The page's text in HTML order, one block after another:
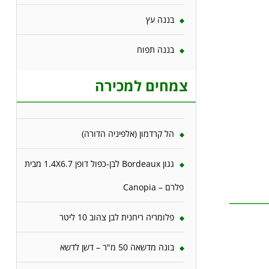
בננה עץ
בננה תפוח
צמחים למכירה
הל קרדמון (אלפיניה הדורה)
גגון Bordeaux לבן-כפול דופן 1.4X6.7 מבית
פלרם – Canopia
פלומריה ריחנית לבן צהוב 10 ליטר
בונה מדשאה 50 מ"ר – דשן לדשא